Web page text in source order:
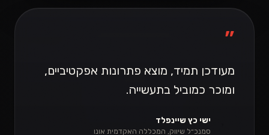
”
מעודכן תמיד, מוצא פתרונות אפקטיביים,
ומוכר כמוביל בתעשייה.
ישי כץ שיינפלד
סמנכ״ל שיווק, המכללה האקדמית אונו